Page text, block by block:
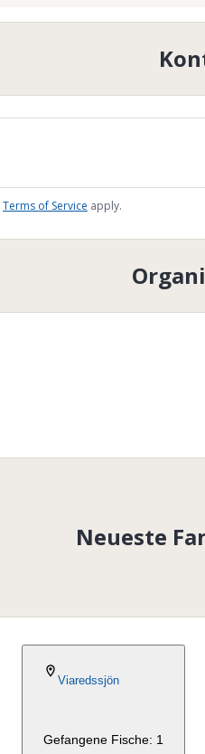
Terms of Service apply.
Neueste
Viaredssjön
Gefangene Fische: 1